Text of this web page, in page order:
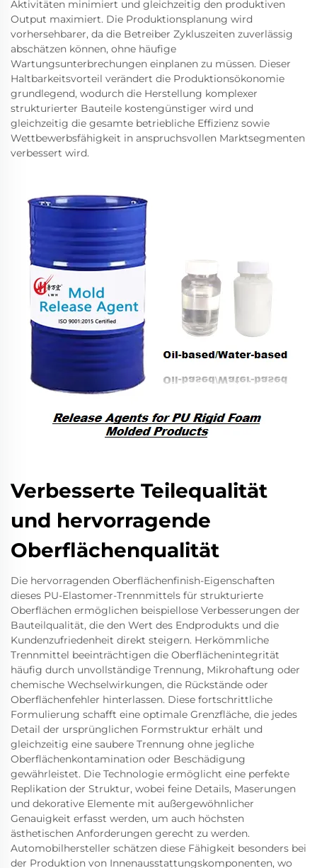
Aktivitäten minimiert und gleichzeitig den produktiven
Output maximiert. Die Produktionsplanung wird
vorhersehbarer, da die Betreiber Zykluszeiten zuverlässig
abschätzen können, ohne häufige
Wartungsunterbrechungen einplanen zu müssen. Dieser
Haltbarkeitsvorteil verändert die Produktionsökonomie
grundlegend, wodurch die Herstellung komplexer
strukturierter Bauteile kostengünstiger wird und
gleichzeitig die gesamte betriebliche Effizienz sowie
Wettbewerbsfähigkeit in anspruchsvollen Marktsegmenten
verbessert wird.
Verbesserte Teilequalität
und hervorragende
Oberflächenqualität
Die hervorragenden Oberflächenfinish-Eigenschaften
dieses PU-Elastomer-Trennmittels für strukturierte
Oberflächen ermöglichen beispiellose Verbesserungen der
Bauteilqualität, die den Wert des Endprodukts und die
Kundenzufriedenheit direkt steigern. Herkömmliche
Trennmittel beeinträchtigen die Oberflächenintegrität
häufig durch unvollständige Trennung, Mikrohaftung oder
chemische Wechselwirkungen, die Rückstände oder
Oberflächenfehler hinterlassen. Diese fortschrittliche
Formulierung schafft eine optimale Grenzfläche, die jedes
Detail der ursprünglichen Formstruktur erhält und
gleichzeitig eine saubere Trennung ohne jegliche
Oberflächenkontamination oder Beschädigung
gewährleistet. Die Technologie ermöglicht eine perfekte
Replikation der Struktur, wobei feine Details, Maserungen
und dekorative Elemente mit außergewöhnlicher
Genauigkeit erfasst werden, um auch höchsten
ästhetischen Anforderungen gerecht zu werden.
Automobilhersteller schätzen diese Fähigkeit besonders bei
der Produktion von Innenausstattungskomponenten, wo